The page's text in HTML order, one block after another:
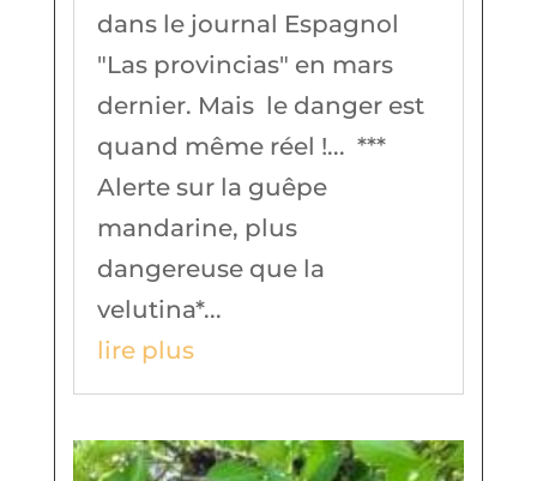
dans le journal Espagnol
"Las provincias" en mars
dernier. Mais le danger est
quand même réel !... ***
Alerte sur la guêpe
mandarine, plus
dangereuse que la
velutina*...
lire plus